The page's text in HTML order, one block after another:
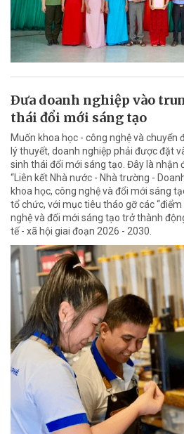
Ðưa doanh nghiệp vào
thái đổi mới sáng tạo
Muốn khoa học - công nghệ và chuyển
lý thuyết, doanh nghiệp phải được đặt
sinh thái đổi mới sáng tạo. Đây là nhận
“Liên kết Nhà nước - Nhà trường -
khoa học, công nghệ và đổi mới sáng
tổ chức, với mục tiêu tháo gỡ các
nghệ và đổi mới sáng tạo trở thành
tế - xã hội giai đoạn 2026 - 2030.